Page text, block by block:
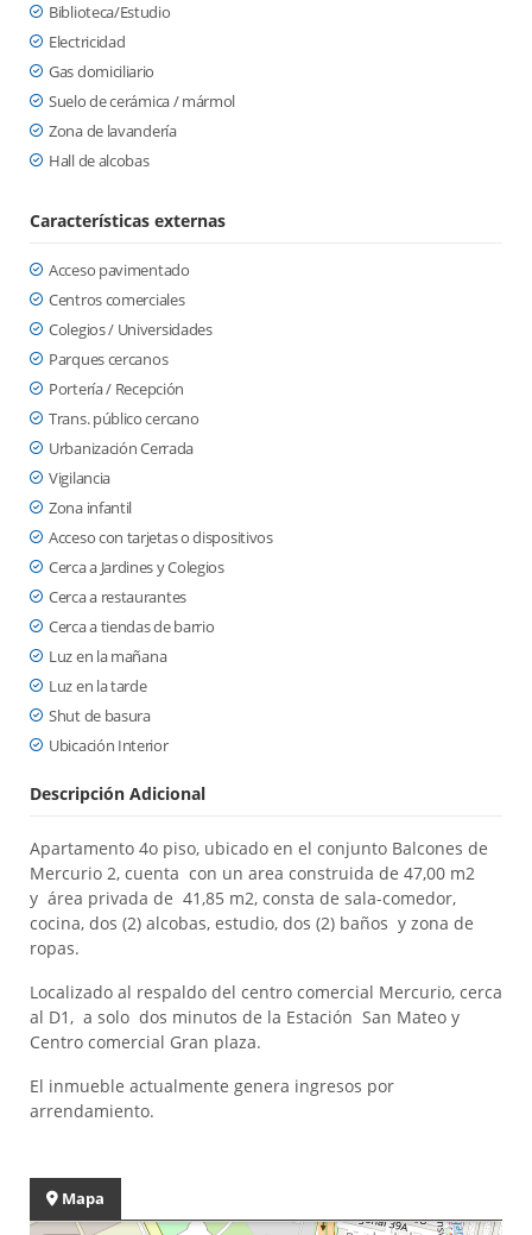
Biblioteca/Estudio
Electricidad
Gas domiciliario
Suelo de cerámica / mármol
Zona de lavandería
Hall de alcobas
Características externas
Acceso pavimentado
Centros comerciales
Colegios / Universidades
Parques cercanos
Portería / Recepción
Trans. público cercano
Urbanización Cerrada
Vigilancia
Zona infantil
Acceso con tarjetas o dispositivos
Cerca a Jardines y Colegios
Cerca a restaurantes
Cerca a tiendas de barrio
Luz en la mañana
Luz en la tarde
Shut de basura
Ubicación Interior
Descripción Adicional
Apartamento 4o piso, ubicado en el conjunto Balcones de
Mercurio 2, cuenta con un area construida de 47,00 m2
y área privada de 41,85 m2, consta de sala-comedor,
cocina, dos (2) alcobas, estudio, dos (2) baños y zona de
ropas.
Localizado al respaldo del centro comercial Mercurio, cerca
al D1, a solo dos minutos de la Estación San Mateo y
Centro comercial Gran plaza.
El inmueble actualmente genera ingresos por
arrendamiento.
Mapa